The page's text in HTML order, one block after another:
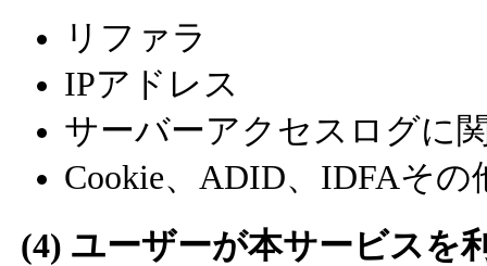
リファラ
IPアドレス
サーバーアクセスログに
Cookie、ADID、IDFAその
(4) ユーザーが本サービスを